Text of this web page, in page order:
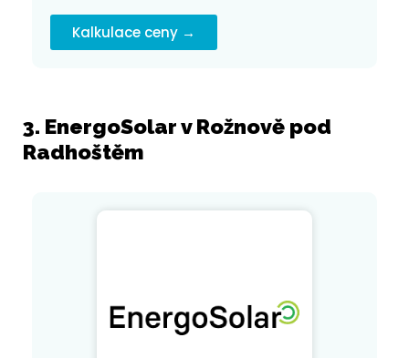
Kalkulace ceny →
3. EnergoSolar v Rožnově pod
Radhoštěm